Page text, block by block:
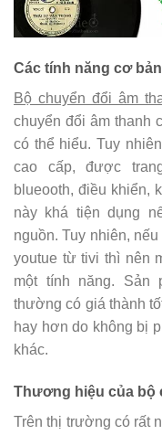
Các tính năng cơ
Bộ chuyển đổi âm
chuyển đổi âm thanh
có thể hiểu. Tuy
cao cấp, được
blueooth, điều khiển,
này khá tiện dụng
nguồn. Tuy nhiên,
youtue từ tivi thì nên
một tính năng. Sản
thường có giá thành
hay hơn do không bị
khác.
Thương hiệu của bộ
Trên thị trường có rất